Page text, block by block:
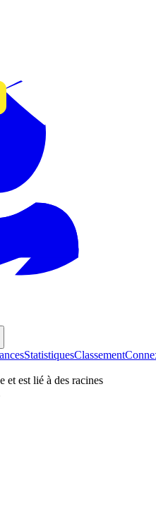
StatistiquesClassement
et est lié à des racines